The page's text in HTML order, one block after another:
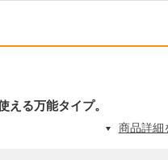
える万能タイプ。
商品詳細